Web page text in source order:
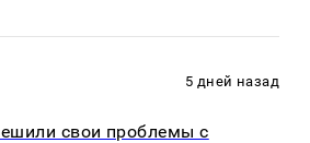
5 дней назад
свои проблемы с